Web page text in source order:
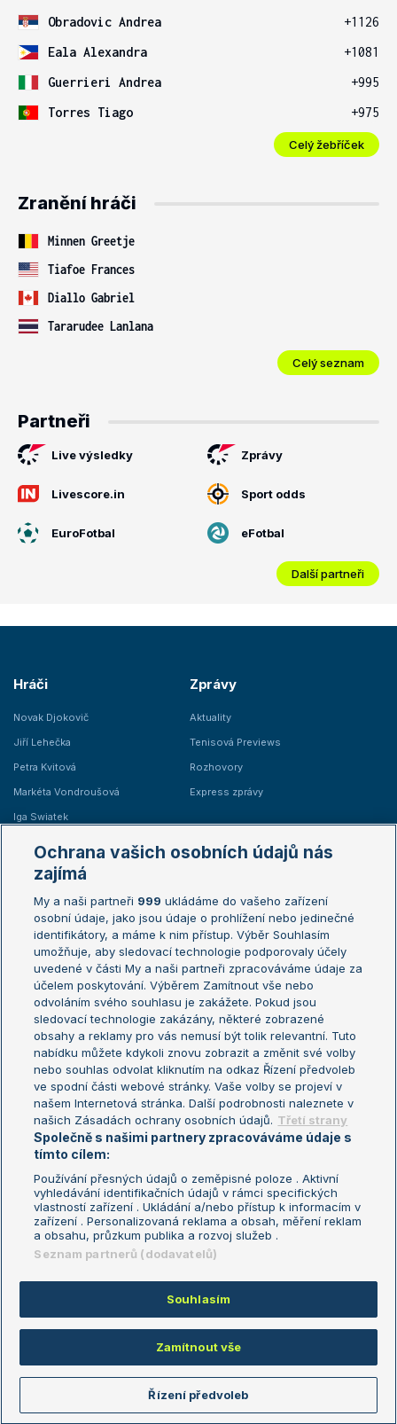
Obradovic Andrea
+1126
Eala Alexandra
+1081
Guerrieri Andrea
+995
Torres Tiago
+975
Celý žebříček
Zranění hráči
Minnen Greetje
Tiafoe Frances
Diallo Gabriel
Tararudee Lanlana
Celý seznam
Partneři
Live výsledky Zprávy
Livescore.in Sport odds
EuroFotbal eFotbal
Další partneři
Hráči
Novak Djokovič
Jiří Lehečka
Petra Kvitová
Markéta Vondroušová
Iga Swiatek
Zprávy
Aktuality
Tenisová Previews
Rozhovory
Express zprávy
Žebříčky
Žebříček ATP (muži)
Žebříček WTA (ženy)
Sázkařský žebříček
Australian Open
French Open
Wimbledon
US Open
Turnaj mistrů
Turnaj mistryň
Aktualní trendy
Fotbalové přestupy
Livesport Daily
LS Prague Open
Podmínky užití
Nastavení soukromí
GDPR a žurnalistika
Reklama
Kontakt
Informace o zpracování osobních
údajů
Copyright © 2008-2026 TenisPortal.cz. Využíváme zpravodajství ČTK.
Ochrana vašich osobních údajů nás
zajímá
My a naši partneři 999 ukládáme do vašeho zařízení
osobní údaje, jako jsou údaje o prohlížení nebo jedinečné
identifikátory, a máme k nim přístup. Výběr Souhlasím
umožňuje, aby sledovací technologie podporovaly účely
uvedené v části My a naši partneři zpracováváme údaje za
účelem poskytování. Výběrem Zamítnout vše nebo
odvoláním svého souhlasu je zakážete. Pokud jsou
sledovací technologie zakázány, některé zobrazené
obsahy a reklamy pro vás nemusí být tolik relevantní. Tuto
nabídku můžete kdykoli znovu zobrazit a změnit své volby
nebo souhlas odvolat kliknutím na odkaz Řízení předvoleb
ve spodní části webové stránky. Vaše volby se projeví v
našem Internetová stránka. Další podrobnosti naleznete v
našich Zásadách ochrany osobních údajů. Třetí strany
Společně s našimi partnery zpracováváme údaje s
tímto cílem:
Používání přesných údajů o zeměpisné poloze . Aktivní
vyhledávání identifikačních údajů v rámci specifických
vlastností zařízení . Ukládání a/nebo přístup k informacím v
zařízení . Personalizovaná reklama a obsah, měření reklam
a obsahu, průzkum publika a rozvoj služeb .
Seznam partnerů (dodavatelů)
Souhlasím
Zamítnout vše
Řízení předvoleb